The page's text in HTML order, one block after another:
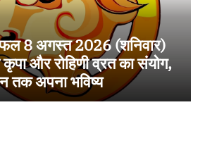
8 अगस्त 2026 (शनिवार)
और रोहिणी व्रत का संयोग,
तक अपना भविष्य